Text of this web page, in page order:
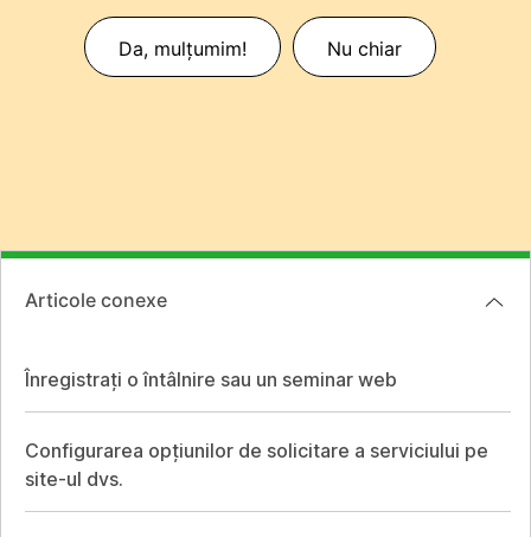
Da, mulțumim! Nu chiar
Articole conexe
Înregistrați o întâlnire sau un seminar web
Configurarea opțiunilor de solicitare a serviciului pe
site-ul dvs.